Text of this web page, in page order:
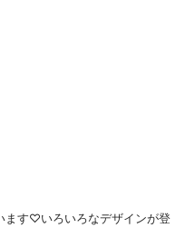
ます♡いろいろなデザインが登